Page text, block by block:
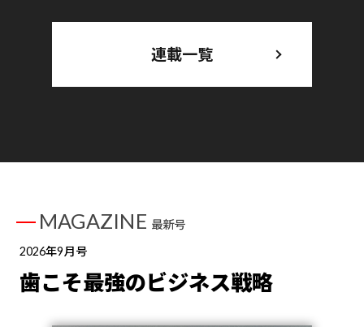
連載一覧
MAGAZINE 最新号
2026年9月号
歯こそ最強のビジネス戦略